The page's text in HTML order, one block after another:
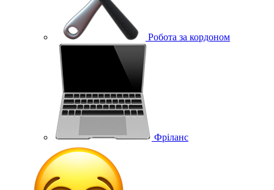
Робота за кордоном
Фріланс